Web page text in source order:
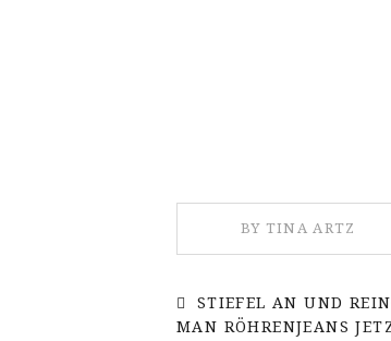
BY TINA ARTZ
STIEFEL AN UND
MAN RÖHRENJEANS